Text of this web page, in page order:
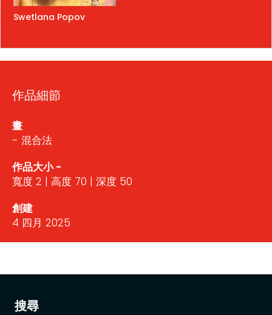
搜尋
Swetlana Popov
作品細節
畫
- 混合法
作品大小 -
寬度 2 | 高度 70 | 深度 50
創建
4 四月 2025